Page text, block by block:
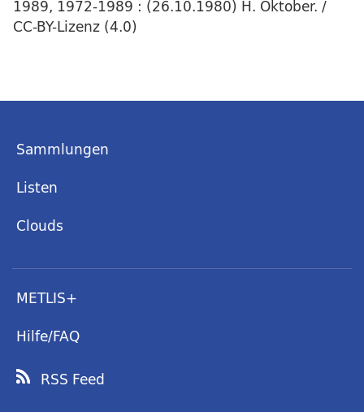
1989, 1972-1989 : (26.10.1980) H. Oktober. /
CC-BY-Lizenz (4.0)
Sammlungen
Listen
Clouds
METLIS+
Hilfe/FAQ
RSS Feed